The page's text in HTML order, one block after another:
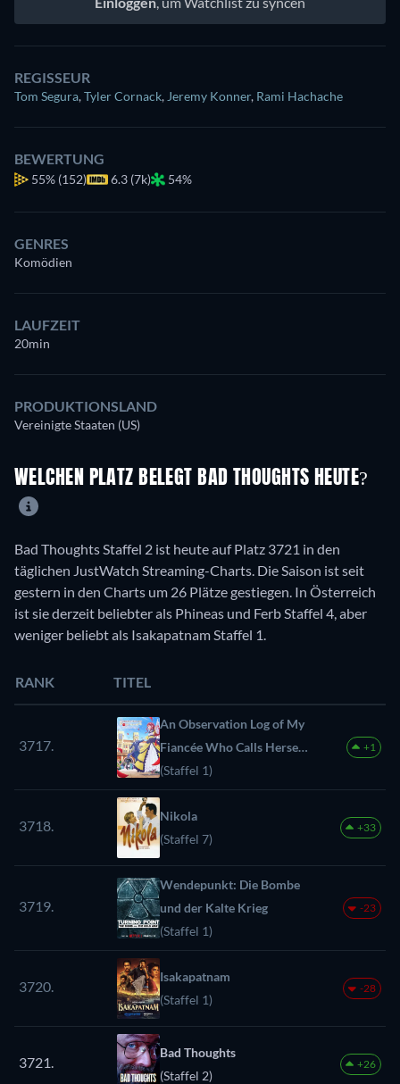
REGISSEUR
Tom Segura,Tyler Cornack, Jeremy Konner, Rami Hachache
BEWERTUNG
55% (152) 6.3 (7k) 54%
GENRES
Komödien
LAUFZEIT
20min
PRODUKTIONSLAND
Vereinigte Staaten (US)
WELCHEN PLATZ BELEGT BAD THOUGHTS HEUTE?
Bad Thoughts Staffel 2 ist heute auf Platz 3721 in den
täglichen JustWatch Streaming-Charts. Die Saison ist seit
gestern in den Charts um 26 Plätze gestiegen. In Österreich
ist sie derzeit beliebter als Phineas und Ferb Staffel 4, aber
weniger beliebt als Isakapatnam Staffel 1.
RANK TITEL
3717.
An Observation Log of My
Fiancée Who Calls Herself
a Villainess
(Staffel 1)
+1
3718.
Nikola
(Staffel 7)
+33
3719.
Wendepunkt: Die Bombe
und der Kalte Krieg
(Staffel 1)
-23
3720.
Isakapatnam
(Staffel 1)
-28
3721.
Bad Thoughts
(Staffel 2)
+26